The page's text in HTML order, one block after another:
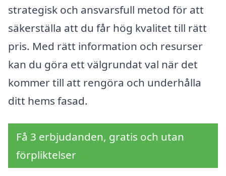
strategisk och ansvarsfull metod för att
säkerställa att du får hög kvalitet till rätt
pris. Med rätt information och resurser
kan du göra ett välgrundat val när det
kommer till att rengöra och underhålla
ditt hems fasad.
Få 3 erbjudanden, gratis och utan
förpliktelser